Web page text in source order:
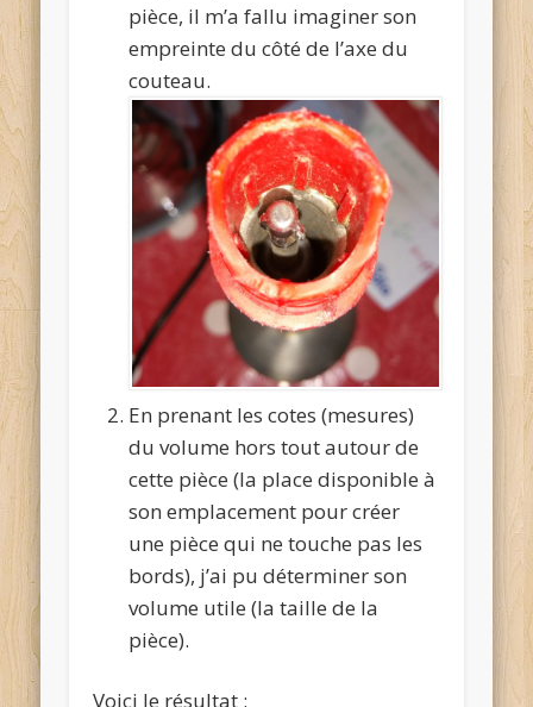
pièce, il m’a fallu imaginer son
empreinte du côté de l’axe du
couteau.
En prenant les cotes (mesures)
du volume hors tout autour de
cette pièce (la place disponible à
son emplacement pour créer
une pièce qui ne touche pas les
bords), j’ai pu déterminer son
volume utile (la taille de la
pièce).
Voici le résultat :